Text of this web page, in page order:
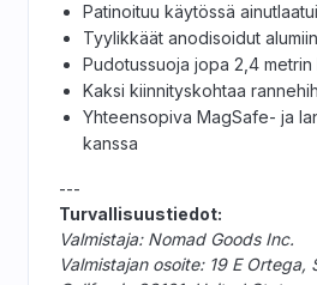
Patinoituu käytössä
Tyylikkäät anodisoidut
Pudotussuoja jopa 2,4
Kaksi kiinnityskohtaa
Yhteensopiva MagSafe- ja
kanssa
---
Turvallisuustiedot:
Valmistaja: Nomad Goods Inc.
Valmistajan osoite: 19 E Ortega,